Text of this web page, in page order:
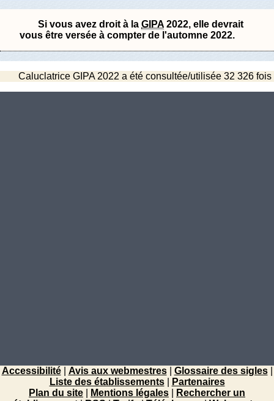
Si vous avez droit à la GIPA 2022, elle devrait
vous être versée à compter de l'automne 2022.
Caluclatrice GIPA 2022 a été consultée/utilisée 32 326 fois
Accessibilité| Avis aux webmestres| Glossaire des sigles|
Liste des établissements|
Partenaires
Plan du site
Mentions légales
Rechercher un